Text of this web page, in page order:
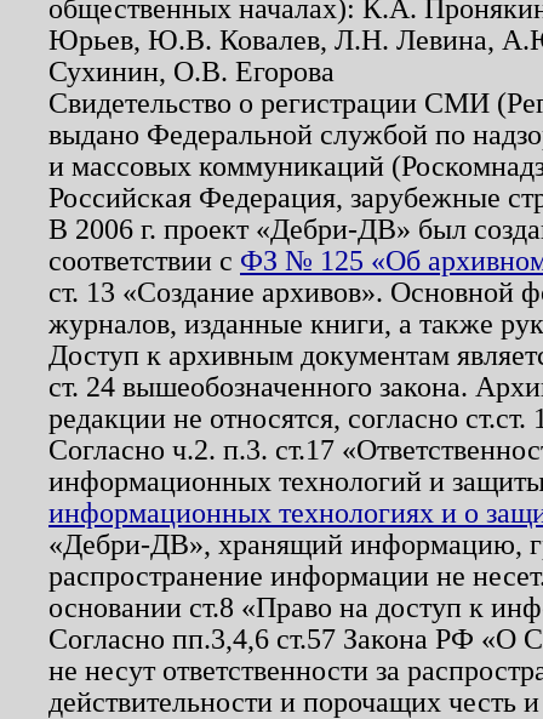
общественных началах): К.А.
Юрьев, Ю.В. Ковалев, Л.Н. Левина,
Сухинин, О.В. Егорова
Свидетельство о регистрации СМИ
выдано Федеральной службой по
и массовых коммуникаций
Российская Федерация, зарубежные
В 2006 г. проект «Дебри-ДВ» был
соответствии с ФЗ № 125 «Об
ст. 13 «Создание архивов». Основной
журналов, изданные книги, а также
Доступ к архивным документам
ст. 24 вышеобозначенного закона.
редакции не относятся, согласно
Согласно ч.2. п.3. ст.17
информационных технологий и
информационных технологиях и о
«Дебри-ДВ», хранящий информацию,
распространение информации не
основании ст.8 «Право на доступ к
Согласно пп.3,4,6 ст.57 Закона РФ «О
не несут ответственности за
действительности и порочащих честь